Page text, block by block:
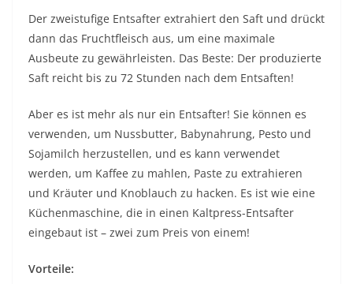
Der zweistufige Entsafter extrahiert den Saft und drückt
dann das Fruchtfleisch aus, um eine maximale
Ausbeute zu gewährleisten. Das Beste: Der produzierte
Saft reicht bis zu 72 Stunden nach dem Entsaften!
Aber es ist mehr als nur ein Entsafter! Sie können es
verwenden, um Nussbutter, Babynahrung, Pesto und
Sojamilch herzustellen, und es kann verwendet
werden, um Kaffee zu mahlen, Paste zu extrahieren
und Kräuter und Knoblauch zu hacken. Es ist wie eine
Küchenmaschine, die in einen Kaltpress-Entsafter
eingebaut ist – zwei zum Preis von einem!
Vorteile: